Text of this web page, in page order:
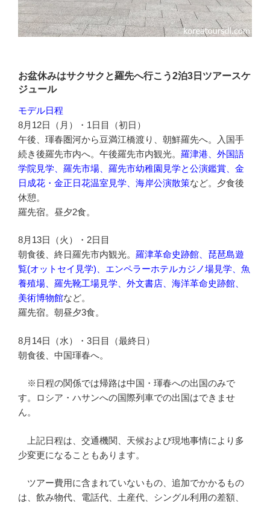
お盆休みはサクサクと羅先へ行こう2泊3日ツアースケ
ジュール
モデル日程
8月12日（月）・1日目（初日）
午後、琿春圏河から豆満江橋渡り、朝鮮羅先へ。入国手
続き後羅先市内へ。午後羅先市内観光。 羅津港、外国語
学院見学、羅先市場、羅先市幼稚園見学と公演鑑賞、金
日成花・金正日花温室見学、海岸公演散策など。夕食後
休憩。
羅先宿。昼夕2食。
8月13日（火）・2日目
朝食後、終日羅先市内観光。 羅津革命史跡館、琵琶島遊
覧(オットセイ見学)、エンペラーホテルカジノ場見学、魚
養殖場、羅先靴工場見学、外文書店、海洋革命史跡館、
美術博物館など。
羅先宿。朝昼夕3食。
8月14日（水）・3日目（最終日）
朝食後、中国琿春へ。
※日程の関係では帰路は中国・琿春への出国のみで
す。ロシア・ハサンへの国際列車での出国はできませ
ん。
上記日程は、交通機関、天候および現地事情により多
少変更になることもあります。
ツアー費用に含まれていないもの、追加でかかるもの
は、飲み物代、電話代、土産代、シングル利用の差額、